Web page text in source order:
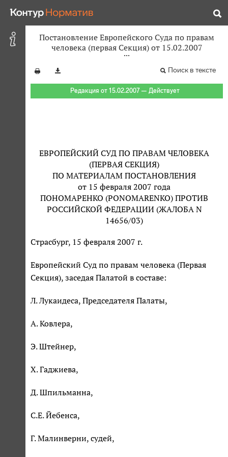
Постановление Европейского Суда по правам
человека (первая Секция) от 15.02.2007
Поиск в тексте
Редакция от 15.02.2007 — Действует
ЕВРОПЕЙСКИЙ СУД ПО ПРАВАМ ЧЕЛОВЕКА
(ПЕРВАЯ СЕКЦИЯ)
ПО МАТЕРИАЛАМ ПОСТАНОВЛЕНИЯ
от 15 февраля 2007 года
ПОНОМАРЕНКО (PONOMARENKO) ПРОТИВ
РОССИЙСКОЙ ФЕДЕРАЦИИ (ЖАЛОБА N
14656/03)
Страсбург, 15 февраля 2007 г.
Европейский Суд по правам человека (Первая
Секция), заседая Палатой в составе:
Л. Лукаидеса, Председателя Палаты,
А. Ковлера,
Э. Штейнер,
Х. Гаджиева,
Д. Шпильманна,
С.Е. Йебенса,
Г. Малинверни, судей,